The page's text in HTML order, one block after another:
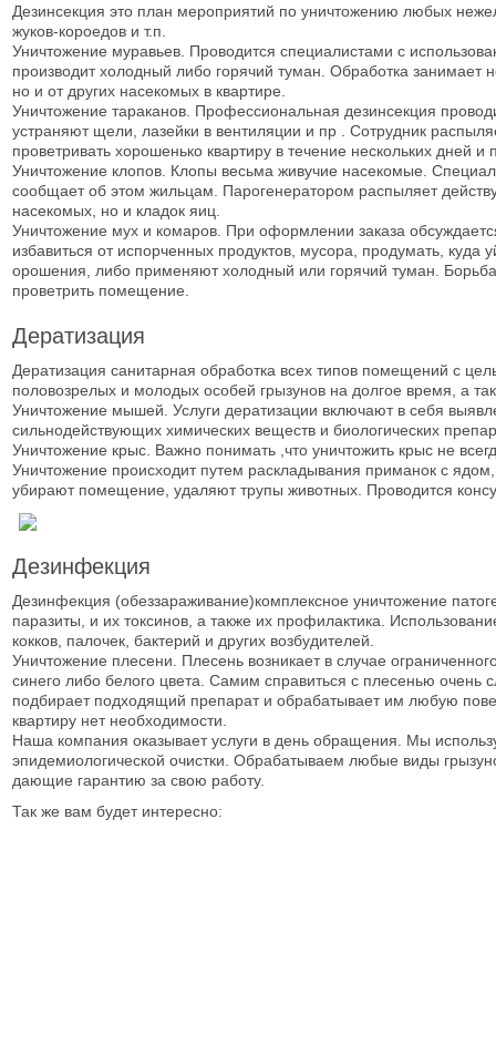
Дезинсекция это план мероприятий по уничтожению любых
жуков-короедов и т.п.
Уничтожение муравьев. Проводится специалистами с
производит холодный либо горячий туман. Обработка занимает
но и от других насекомых в квартире.
Уничтожение тараканов. Профессиональная дезинсекция
устраняют щели, лазейки в вентиляции и пр . Сотрудник
проветривать хорошенько квартиру в течение нескольких дней
Уничтожение клопов. Клопы весьма живучие насекомые.
сообщает об этом жильцам. Парогенератором распыляет
насекомых, но и кладок яиц.
Уничтожение мух и комаров. При оформлении заказа
избавиться от испорченных продуктов, мусора, продумать,
орошения, либо применяют холодный или горячий туман.
проветрить помещение.
Дератизация
Дератизация санитарная обработка всех типов помещений с
половозрелых и молодых особей грызунов на долгое время, а
Уничтожение мышей. Услуги дератизации включают в себя
сильнодействующих химических веществ и биологических
Уничтожение крыс. Важно понимать ,что уничтожить крыс не
Уничтожение происходит путем раскладывания приманок с
убирают помещение, удаляют трупы животных. Проводится
Дезинфекция
Дезинфекция (обеззараживание)комплексное уничтожение
паразиты, и их токсинов, а также их профилактика.
кокков, палочек, бактерий и других возбудителей.
Уничтожение плесени. Плесень возникает в случае
синего либо белого цвета. Самим справиться с плесенью очень
подбирает подходящий препарат и обрабатывает им любую
квартиру нет необходимости.
Наша компания оказывает услуги в день обращения. Мы
эпидемиологической очистки. Обрабатываем любые виды
дающие гарантию за свою работу.
Так же вам будет интересно: